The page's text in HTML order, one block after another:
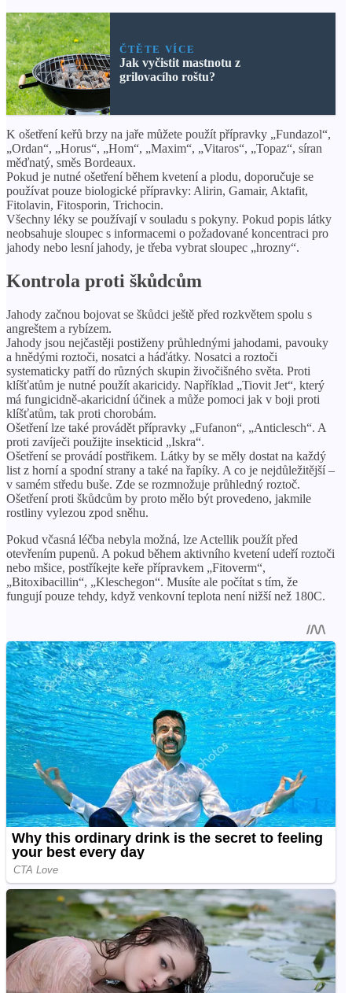
ČTĚTE VÍCE
Jak vyčistit mastnotu z
grilovacího roštu?
K ošetření keřů brzy na jaře můžete použít přípravky „Fundazol“,
„Ordan“, „Horus“, „Hom“, „Maxim“, „Vitaros“, „Topaz“, síran
měďnatý, směs Bordeaux.
Pokud je nutné ošetření během kvetení a plodu, doporučuje se
používat pouze biologické přípravky: Alirin, Gamair, Aktafit,
Fitolavin, Fitosporin, Trichocin.
Všechny léky se používají v souladu s pokyny. Pokud popis látky
neobsahuje sloupec s informacemi o požadované koncentraci pro
jahody nebo lesní jahody, je třeba vybrat sloupec „hrozny“.
Kontrola proti škůdcům
Jahody začnou bojovat se škůdci ještě před rozkvětem spolu s
angreštem a rybízem.
Jahody jsou nejčastěji postiženy průhlednými jahodami, pavouky
a hnědými roztoči, nosatci a háďátky. Nosatci a roztoči
systematicky patří do různých skupin živočišného světa. Proti
klíšťatům je nutné použít akaricidy. Například „Tiovit Jet“, který
má fungicidně-akaricidní účinek a může pomoci jak v boji proti
klíšťatům, tak proti chorobám.
Ošetření lze také provádět přípravky „Fufanon“, „Anticlesch“. A
proti zavíječi použijte insekticid „Iskra“.
Ošetření se provádí postřikem. Látky by se měly dostat na každý
list z horní a spodní strany a také na řapíky. A co je nejdůležitější –
v samém středu buše. Zde se rozmnožuje průhledný roztoč.
Ošetření proti škůdcům by proto mělo být provedeno, jakmile
rostliny vylezou zpod sněhu.
Pokud včasná léčba nebyla možná, lze Actellik použít před
otevřením pupenů. A pokud během aktivního kvetení udeří roztoči
nebo mšice, postříkejte keře přípravkem „Fitoverm“,
„Bitoxibacillin“, „Kleschegon“. Musíte ale počítat s tím, že
fungují pouze tehdy, když venkovní teplota není nižší než 180C.